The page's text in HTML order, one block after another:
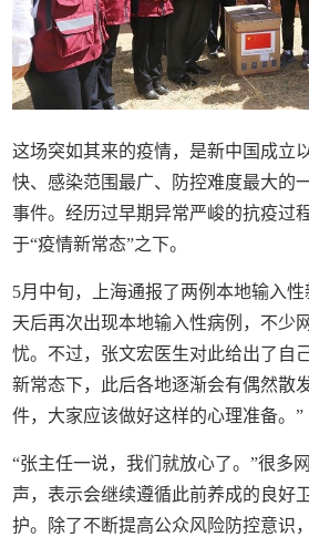
这场突如其来的疫情，是新中国成立
快、感染范围最广、防控难度最大的
事件。经历过早期异常严峻的抗疫过
于“疫情新常态”之下。
5月中旬，上海通报了两例本地输入
天后再次出现本地输入性病例，不少
忧。不过，张文宏医生对此给出了自
新常态下，此后各地逐渐会有偶然散
件，大家应该做好这样的心理准备。”
“张主任一说，我们就放心了。”很多
声，表示会继续遵循此前养成的良好
护。除了不断提高公众风险防控意识